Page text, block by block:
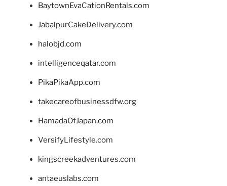
BaytownEvaCationRentals.com
JabalpurCakeDelivery.com
halobjd.com
intelligenceqatar.com
PikaPikaApp.com
takecareofbusinessdfw.org
HamadaOfJapan.com
VersifyLifestyle.com
kingscreekadventures.com
antaeuslabs.com